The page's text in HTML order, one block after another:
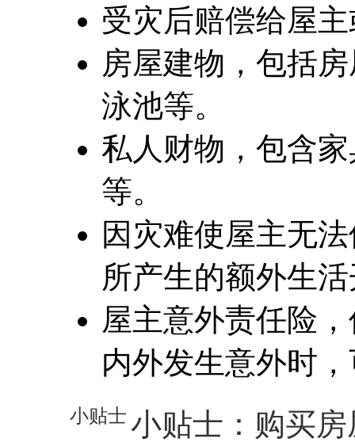
受灾后赔偿给屋
房屋建物，包括
泳池等。
私人财物，包含
等。
因灾难使屋主无
所产生的额外生
屋主意外责任险
内外发生意外时
小贴士 小贴士：购买